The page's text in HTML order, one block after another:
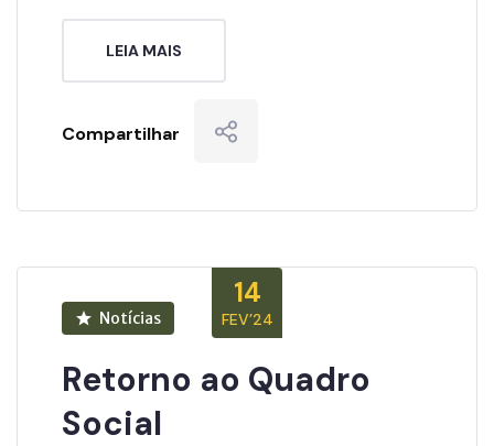
LEIA MAIS
Compartilhar
14
FEV’24
Notícias
Retorno ao Quadro
Social